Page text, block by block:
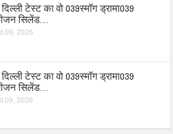
टेस्ट का वो 039स्मॉग ड्रामा039
सिलेंड…
09, 2026
टेस्ट का वो 039स्मॉग ड्रामा039
सिलेंड…
09, 2026